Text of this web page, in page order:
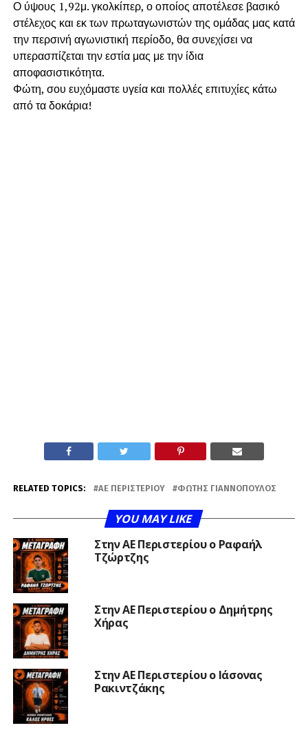
​Ο ύψους 1,92μ. γκολκίπερ, ο οποίος αποτέλεσε βασικό
στέλεχος και εκ των πρωταγωνιστών της ομάδας μας κατά
την περσινή αγωνιστική περίοδο, θα συνεχίσει να
υπερασπίζεται την εστία μας με την ίδια
αποφασιστικότητα.
​Φώτη, σου ευχόμαστε υγεία και πολλές επιτυχίες κάτω
από τα δοκάρια!
RELATED TOPICS: ΑΕ ΠΕΡΙΣΤΕΡΊΟΥ ΦΏΤΗΣ ΓΙΑΝΝΌΠΟΥΛΟΣ
YOU MAY LIKE
Στην ΑΕ Περιστερίου ο Ραφαήλ
Τζώρτζης
Στην ΑΕ Περιστερίου ο Δημήτρης
Χήρας
Στην ΑΕ Περιστερίου ο Ιάσονας
Ρακιντζάκης